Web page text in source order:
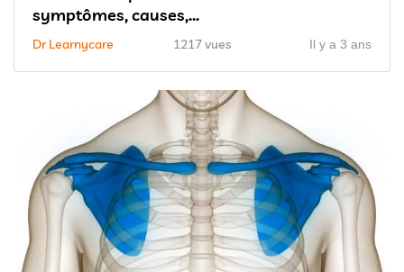
symptômes, causes,...
Dr Learnycare 1217 vues Il y a 3 ans